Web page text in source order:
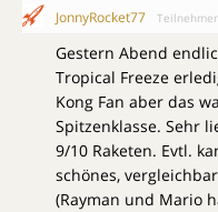
JonnyRocket77 Teilnehmer
Gestern Abend
Tropical Freeze
Kong Fan aber das
Spitzenklasse. Sehr
9/10 Raketen. Evtl.
schönes,
(Rayman und Mario